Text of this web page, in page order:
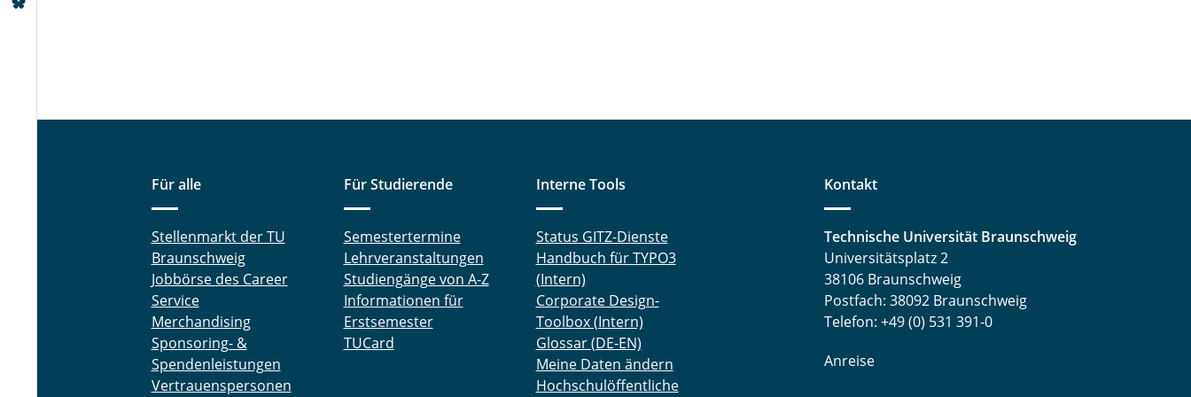
Für alle
Stellenmarkt der TU
Braunschweig
Jobbörse des Career
Service
Merchandising
Sponsoring- &
Spendenleistungen
Vertrauenspersonen
Für Studierende
Semestertermine
Lehrveranstaltungen
Studiengänge von A-Z
Informationen für
Erstsemester
TUCard
Interne Tools
Status GITZ-Dienste
Handbuch für TYPO3
(Intern)
Corporate Design-
Toolbox (Intern)
Glossar (DE-EN)
Meine Daten ändern
Hochschulöffentliche
Kontakt
Technische Universität Braunschweig
Universitätsplatz 2
38106 Braunschweig
Postfach: 38092 Braunschweig
Telefon: +49 (0) 531 391-0
Anreise